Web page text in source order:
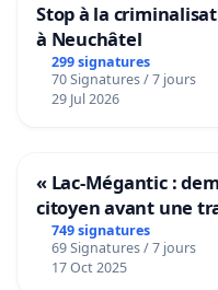
Stop à la
à Neuchâtel
299 signatures
70 Signatures / 7 jours
29 Jul 2026
« Lac-Mégantic :
citoyen avant une
de notre territoire »
749 signatures
69 Signatures / 7 jours
17 Oct 2025